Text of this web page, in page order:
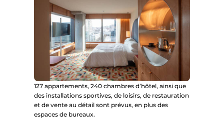
127 appartements, 240 chambres d’hôtel, ainsi que
des installations sportives, de loisirs, de restauration
et de vente au détail sont prévus, en plus des
espaces de bureaux.